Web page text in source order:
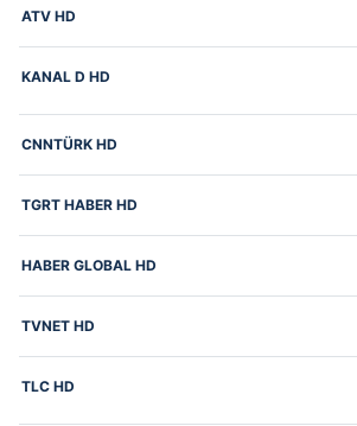
TMB TV
VOSTOK TV
CBC SPORT
ATV HD
KANAL D HD
CNNTÜRK HD
TGRT HABER HD
HABER GLOBAL HD
TVNET HD
TLC HD